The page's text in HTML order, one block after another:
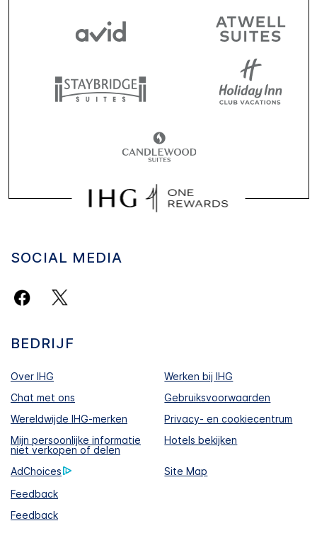
SOCIAL MEDIA
BEDRIJF
Over IHG
Werken bij IHG
Chat met ons
Gebruiksvoorwaarden
Wereldwijde IHG-merken
Privacy- en cookiecentrum
Mijn persoonlijke informatie
niet verkopen of delen
Hotels bekijken
AdChoices
Site Map
Feedback
Feedback